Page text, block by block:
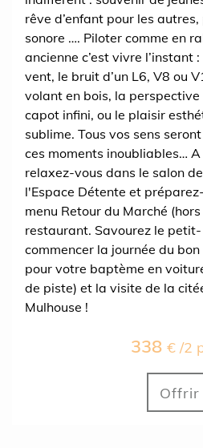
rêve d’enfant pour les
sonore …. Piloter comme en rallye une voiture
ancienne c’est vivre l’instant
vent, le bruit d’un L6, V8 ou
volant en bois, la perspective
capot infini, ou le plaisir
sublime. Tous vos sens seront en éveil et rendront
ces moments inoubliables…
relaxez-vous dans le salon
l'Espace Détente et
menu Retour du Marché
restaurant. Savourez le
commencer la journée du
pour votre baptème en
de piste) et la visite de la
Mulhouse !
338 € /2
Offrir